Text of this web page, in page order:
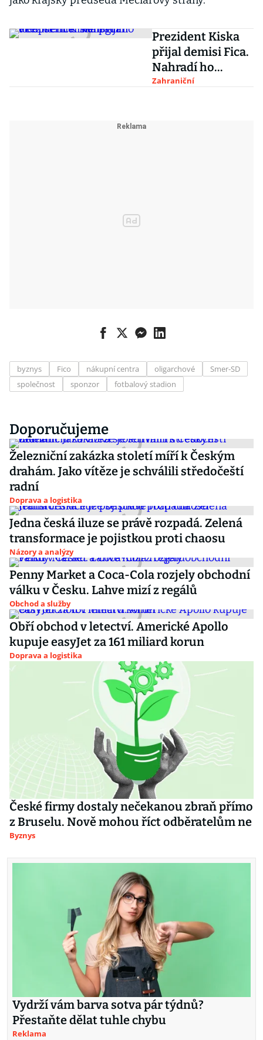
Prezident Kiska
přijal demisi Fica.
Nahradí ho
vicepremiér
Zahraniční
byznys Fico nákupní centra oligarchové
Smer-SD
společnost
sponzor fotbalový stadion
Doporučujeme
Železniční zakázka století míří k Českým
drahám. Jako vítěze je schválili středočeští
radní
Doprava a logistika
Jedna česká iluze se právě rozpadá. Zelená
transformace je pojistkou proti chaosu
Názory a analýzy
Penny Market a Coca-Cola rozjely obchodní
válku v Česku. Lahve mizí z regálů
Obchod a služby
Obří obchod v letectví. Americké Apollo
kupuje easyJet za 161 miliard korun
Doprava a logistika
České firmy dostaly nečekanou zbraň přímo
z Bruselu. Nově mohou říct odběratelům ne
Byznys
Vydrží vám barva sotva pár týdnů?
Přestaňte dělat tuhle chybu
Reklama